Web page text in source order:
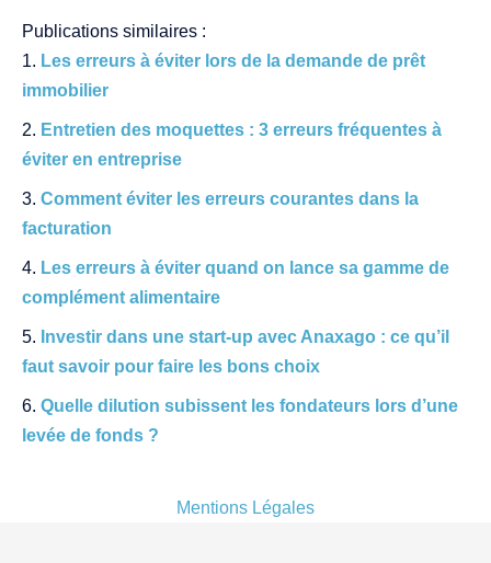
Publications similaires :
Les erreurs à éviter lors de la demande de prêt
immobilier
Entretien des moquettes : 3 erreurs fréquentes à
éviter en entreprise
Comment éviter les erreurs courantes dans la
facturation
Les erreurs à éviter quand on lance sa gamme de
complément alimentaire
Investir dans une start-up avec Anaxago : ce qu’il
faut savoir pour faire les bons choix
Quelle dilution subissent les fondateurs lors d’une
levée de fonds ?
Mentions Légales